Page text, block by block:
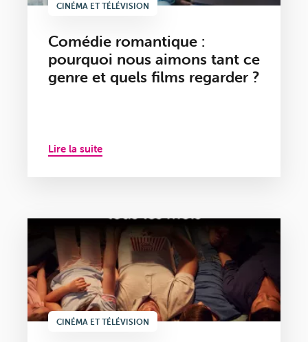
CINÉMA ET TÉLÉVISION
Comédie romantique :
pourquoi nous aimons tant ce
genre et quels films regarder ?
Lire la suite
CINÉMA ET TÉLÉVISION